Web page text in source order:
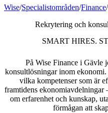
Wise/Specialistområden/Finance/
Rekrytering och
SMART HIRES.
På Wise Finance i Gävle
konsultlösningar inom
vilka kompetenser som är
framtidens ekonomiavdelningar
om erfarenhet och kunskap,
förmågan att